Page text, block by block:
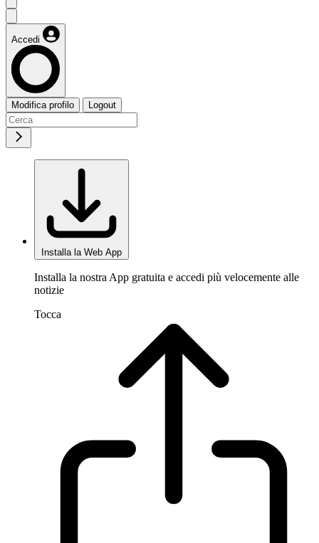
Accedi
Modifica profilo Logout
Installa la Web App
Installa la nostra App gratuita e accedi più velocemente alle
notizie
Tocca